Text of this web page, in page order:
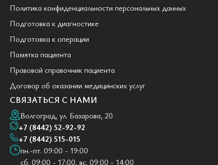
Политика конфиденциальности персональных данных
Подготовка к диагностике
Подготовка к операции
Памятка пациента
Правовой справочник пациента
Договор об оказании медицинских услуг
СВЯЗАТЬСЯ С НАМИ
Волгоград, ул. Базарова, 20
+7 (8442) 52-92-92
+7 (8442) 515-015
пн.-пт. 09:00 - 19:00
сб. 09:00 - 17:00, вс. 09:00 - 14:00